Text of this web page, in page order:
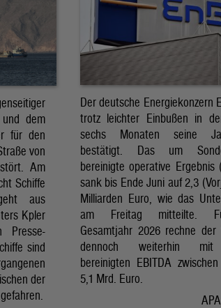
dem
für den
von
Am
Schiffe
aus
Kpler
Presse-
sind
der
Der deutsche Energiekonzern
trotz leichter Einbußen in
sechs Monaten seine
bestätigt. Das um
bereinigte operative Ergebnis
sank bis Ende Juni auf 2,3
Milliarden Euro, wie das
am Freitag mitteilte.
Gesamtjahr 2026 rechne der
dennoch weiterhin
bereinigten EBITDA
5,1 Mrd. Euro.